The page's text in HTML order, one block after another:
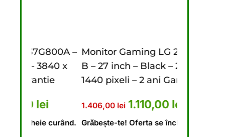
897,28 lei.
638,89 lei.
–
x
fost: 5.476,00 lei.
Prețul curent este: 4.440,00 lei.
Monitor Gaming LG 27G610A –
B – 27 inch – Black – 2560 x
1440 pixeli – 2 ani Garantie
1.406,00 Prețul inițial a fost:
1.110,00leiPrețul curent
Grăbește-te! Oferta se încheie curând.